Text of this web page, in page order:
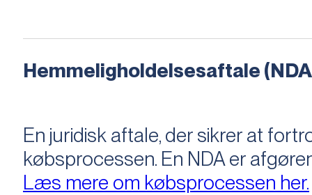
Hemmeligholdelsesaftale
En juridisk aftale, der sikrer at
købsprocessen​​. En NDA er
Læs mere om købsprocessen her.